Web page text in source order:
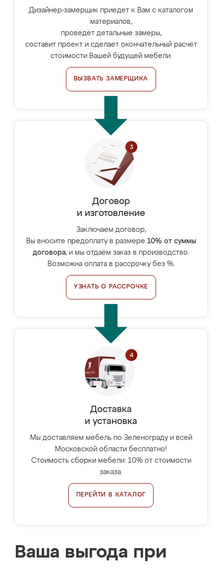
Дизайнер-замерщик приедет к Вам с каталогом
материалов,
проведёт детальные замеры,
составит проект и сделает окончательный расчёт
стоимости Вашей будущей мебели.
ВЫЗВАТЬ ЗАМЕРЩИКА
Договор
и изготовление
Заключаем договор,
Вы вносите предоплату в размере 10% от суммы
договора, и мы отдаём заказ в производство.
Возможна оплата в рассрочку без %.
УЗНАТЬ О РАССРОЧКЕ
Доставка
и установка
Мы доставляем мебель по Зеленограду и всей
Московской области бесплатно!
Стоимость сборки мебели: 10% от стоимости
заказа.
ПЕРЕЙТИ В КАТАЛОГ
Ваша выгода при